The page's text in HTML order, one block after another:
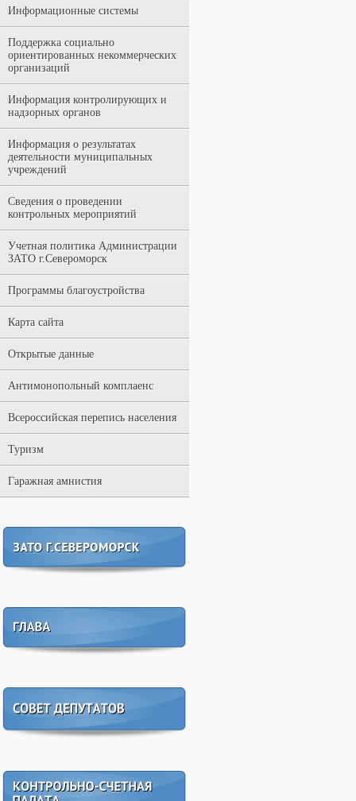
Информационные системы
Поддержка социально
ориентированных некоммерческих
организаций
Информация контролирующих и
надзорных органов
Информация о результатах
деятельности муниципальных
учреждений
Сведения о проведении
контрольных мероприятий
Учетная политика Администрации
ЗАТО г.Североморск
Программы благоустройства
Карта сайта
Открытые данные
Антимонопольный комплаенс
Всероссийская перепись населения
Туризм
Гаражная амнистия